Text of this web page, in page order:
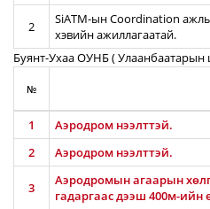
2
SiATM-ын Coordination
хэвийн ажиллагаатай.
Буянт-Ухаа ОУНБ ( Улаанбаатарын
№
1
Аэродром нээлттэй.
2
Аэродром нээлттэй.
3
Аэродромын агаарын
гадаргаас дээш 400м-